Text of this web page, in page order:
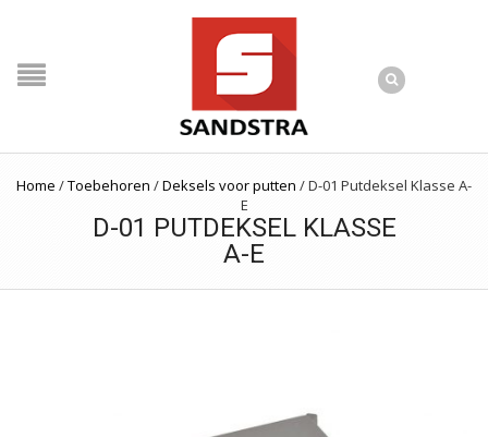
Home /Toebehoren /Deksels voor putten /D-01 Putdeksel Klasse A-
E
D-01 PUTDEKSEL KLASSE
A-E